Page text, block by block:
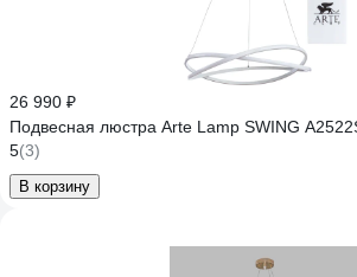
26 990 ₽
Подвесная люстра Arte Lamp SWING
5(3)
В корзину